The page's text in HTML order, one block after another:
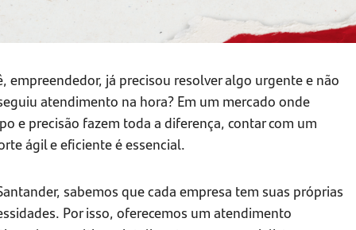
empreendedor, já precisou resolver algo urgente e não
atendimento na hora? Em um mercado onde
e precisão fazem toda a diferença, contar com um
ágil e eficiente é essencial.
sabemos que cada empresa tem suas próprias
Por isso, oferecemos um atendimento